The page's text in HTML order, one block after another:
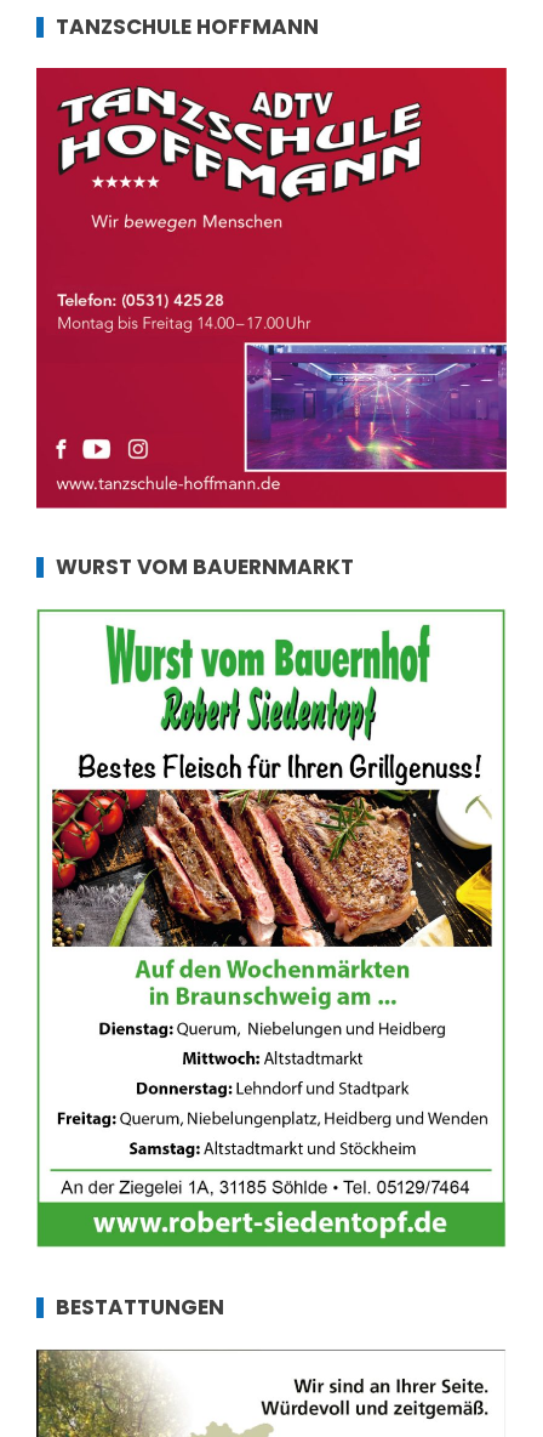
TANZSCHULE HOFFMANN
WURST VOM BAUERNMARKT
BESTATTUNGEN